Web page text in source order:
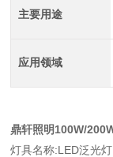
主要用途
应用领域
鼎轩照明100W/
灯具名称:LED泛光灯